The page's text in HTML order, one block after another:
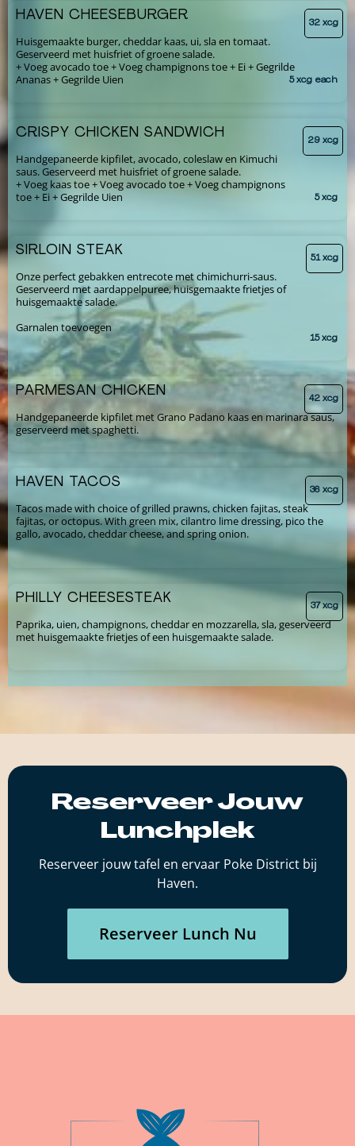
HAVEN CHEESEBURGER
Huisgemaakte burger, cheddar kaas, ui, sla en tomaat.
Geserveerd met huisfriet of groene salade.
+ Voeg avocado toe + Voeg champignons toe + Ei + Gegrilde
Ananas + Gegrilde Uien
32 xcg
5 xcg each
CRISPY CHICKEN SANDWICH
Handgepaneerde kipfilet, avocado, coleslaw en Kimuchi
saus. Geserveerd met huisfriet of groene salade.
+ Voeg kaas toe + Voeg avocado toe + Voeg champignons
toe + Ei + Gegrilde Uien
29 xcg
5 xcg
SIRLOIN STEAK
Onze perfect gebakken entrecote met chimichurri-saus.
Geserveerd met aardappelpuree, huisgemaakte frietjes of
huisgemaakte salade.
Garnalen toevoegen
51 xcg
15 xcg
PARMESAN CHICKEN
Handgepaneerde kipfilet met Grano Padano kaas en marinara saus,
geserveerd met spaghetti.
42 xcg
HAVEN TACOS
Tacos made with choice of grilled prawns, chicken fajitas, steak
fajitas, or octopus. With green mix, cilantro lime dressing, pico the
gallo, avocado, cheddar cheese, and spring onion.
36 xcg
PHILLY CHEESESTEAK
Paprika, uien, champignons, cheddar en mozzarella, sla, geserveerd
met huisgemaakte frietjes of een huisgemaakte salade.
37 xcg
Reserveer Jouw
Lunchplek
Reserveer jouw tafel en ervaar Poke District bij
Haven.
Reserveer Lunch Nu